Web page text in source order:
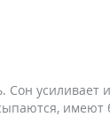
усиливает
имеют